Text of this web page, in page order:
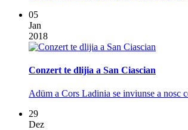
05
Jan
2018
Conzert te dlijia a San Ciascian
Adüm a Cors Ladinia se inviunse a nosc
29
Dez